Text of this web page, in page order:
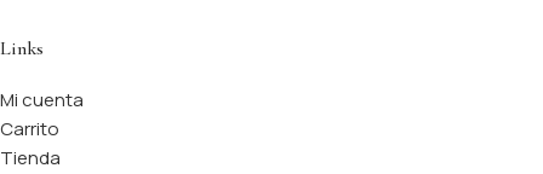
Links
Mi cuenta
Carrito
Tienda